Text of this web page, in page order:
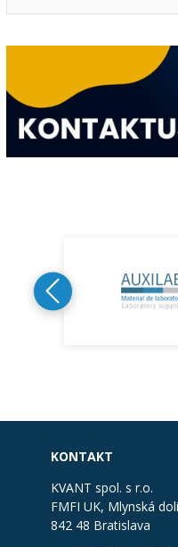
KONTAKT
KVANT spol. s r.o.
FMFI UK, Mlynská
842 48 Bratislava